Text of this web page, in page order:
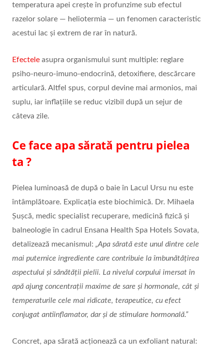
temperatura apei creşte în profunzime sub efectul
razelor solare — heliotermia — un fenomen caracteristic
acestui lac şi extrem de rar în natură.
Efectele asupra organismului sunt multiple: reglare
psiho-neuro-imuno-endocrină, detoxifiere, descărcare
articulară. Altfel spus, corpul devine mai armonios, mai
suplu, iar inflațiile se reduc vizibil după un sejur de
câteva zile.
Ce face apa sărată pentru pielea
ta ?
Pielea luminoasă de după o baie în Lacul Ursu nu este
întâmplătoare. Explicația este biochimică. Dr. Mihaela
Șuşcă, medic specialist recuperare, medicină fizică şi
balneologie în cadrul Ensana Health Spa Hotels Sovata,
detalizează mecanismul: „Apa sărată este unul dintre cele
mai puternice ingrediente care contribuie la îmbunătățirea
aspectului şi sănătății pielii. La nivelul corpului imersat în
apă ajung concentrații maxime de sare şi hormonale, cât şi
temperaturile cele mai ridicate, terapeutice, cu efect
conjugat antiinflamator, dar şi de stimulare hormonală.”
Concret, apa sărată acționează ca un exfoliant natural: